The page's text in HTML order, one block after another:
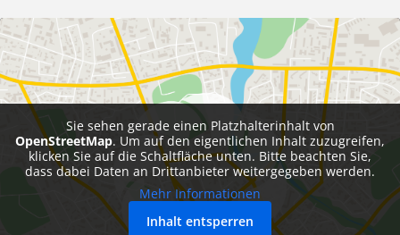
Sie sehen gerade einen Platzhalterinhalt von
OpenStreetMap. Um auf den eigentlichen Inhalt zuzugreifen,
klicken Sie auf die Schaltfläche unten. Bitte beachten Sie,
dass dabei Daten an Drittanbieter weitergegeben werden.
Mehr Informationen
Inhalt entsperren